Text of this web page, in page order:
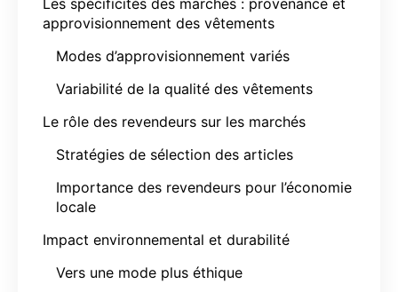
approvisionnement des vêtements
Modes d’approvisionnement variés
Variabilité de la qualité des vêtements
Le rôle des revendeurs sur les marchés
Stratégies de sélection des articles
Importance des revendeurs pour l’économie
locale
Impact environnemental et durabilité
Vers une mode plus éthique